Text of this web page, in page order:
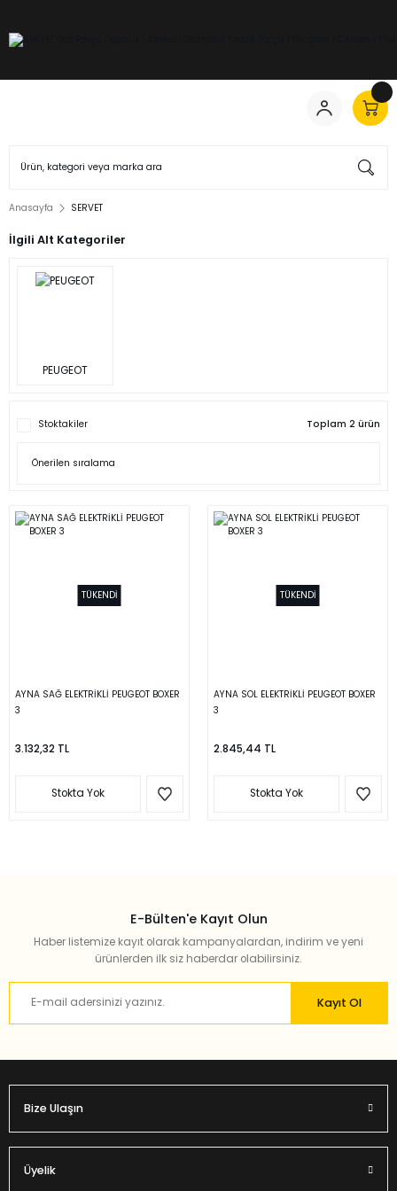
Anasayfa SERVET
İlgili Alt Kategoriler
PEUGEOT
Stoktakiler Toplam 2 ürün
TÜKENDİ
AYNA SAĞ ELEKTRİKLİ PEUGEOT BOXER
3
3.132,32 TL
Stokta Yok
TÜKENDİ
AYNA SOL ELEKTRİKLİ PEUGEOT BOXER
3
2.845,44 TL
Stokta Yok
E-Bülten'e Kayıt Olun
Haber listemize kayıt olarak kampanyalardan, indirim ve yeni
ürünlerden ilk siz haberdar olabilirsiniz.
Kayıt Ol
Bize Ulaşın
Üyelik